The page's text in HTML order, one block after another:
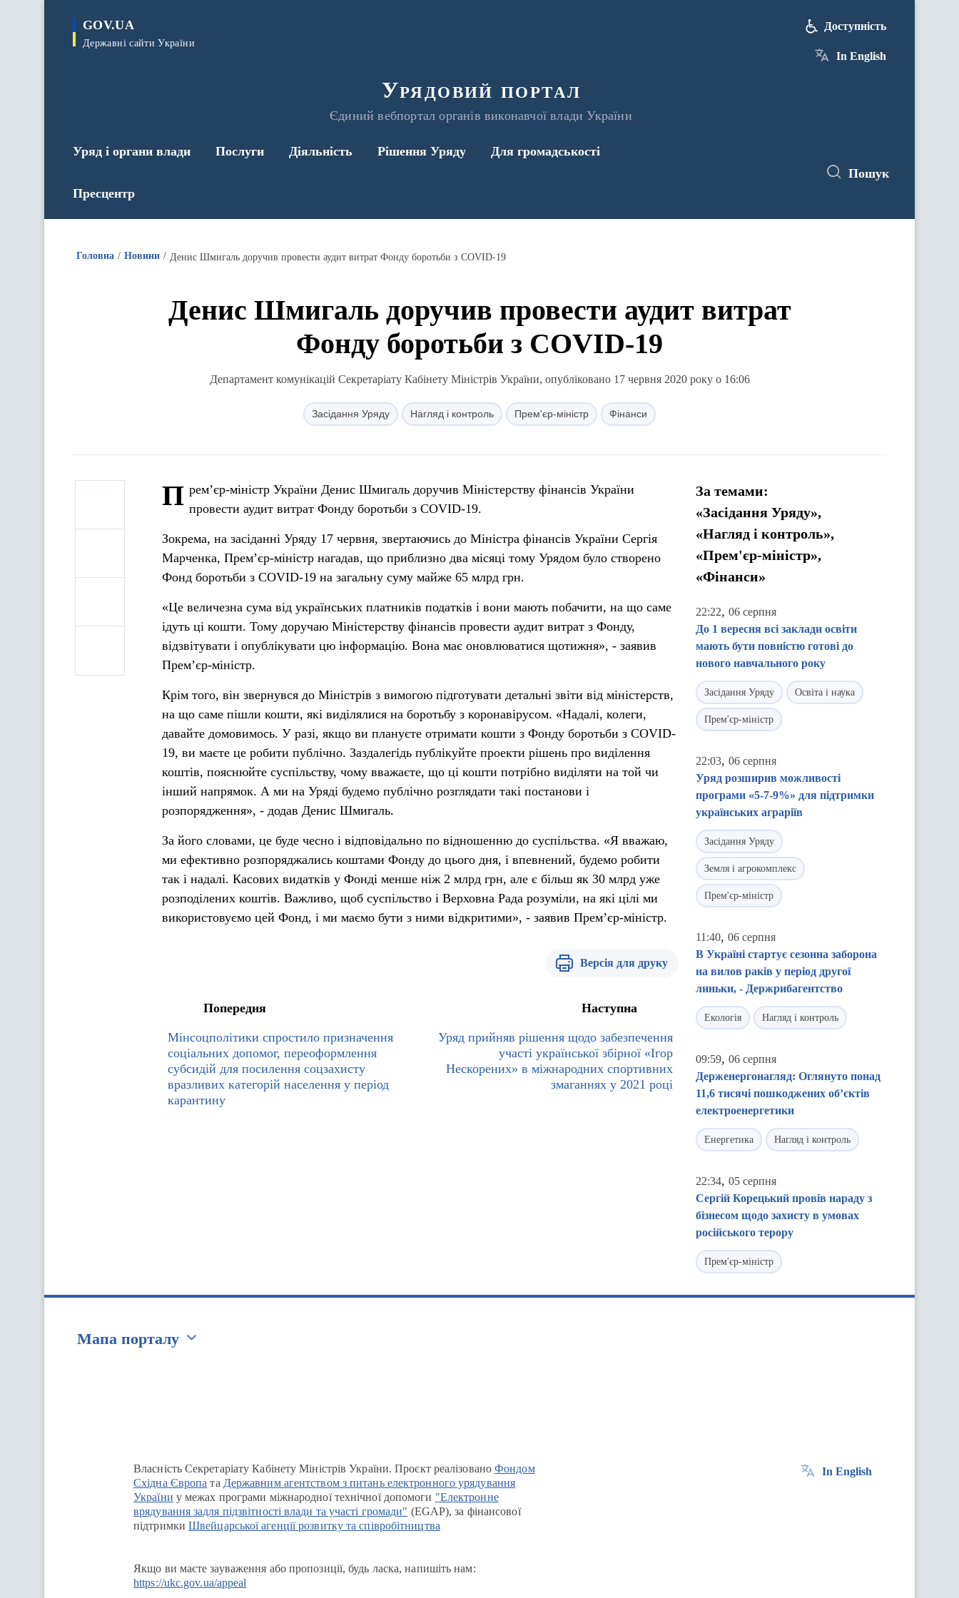
GOV.UA
Державні сайти України
Урядовий портал
Єдиний вебпортал органів виконавчої влади України
Доступність
In English
Уряд і органи влади Послуги Діяльність Рішення Уряду Для громадськості
Пресцентр
Пошук
Головна Новини Денис Шмигаль доручив провести аудит витрат Фонду боротьби з COVID-19
Денис Шмигаль доручив провести аудит витрат
Фонду боротьби з COVID-19
Департамент комунікацій Секретаріату Кабінету Міністрів України, опубліковано 17 червня 2020 року о 16:06
Засідання Уряду Нагляд і контроль Прем'єр-міністр Фінанси
П рем’єр-міністр України Денис Шмигаль доручив Міністерству фінансів України
провести аудит витрат Фонду боротьби з COVID-19.
Зокрема, на засіданні Уряду 17 червня, звертаючись до Міністра фінансів України Сергія
Марченка, Прем’єр-міністр нагадав, що приблизно два місяці тому Урядом було створено
Фонд боротьби з COVID-19 на загальну суму майже 65 млрд грн.
«Це величезна сума від українських платників податків і вони мають побачити, на що саме
ідуть ці кошти. Тому доручаю Міністерству фінансів провести аудит витрат з Фонду,
відзвітувати і опублікувати цю інформацію. Вона має оновлюватися щотижня», - заявив
Прем’єр-міністр.
Крім того, він звернувся до Міністрів з вимогою підготувати детальні звіти від міністерств,
на що саме пішли кошти, які виділялися на боротьбу з коронавірусом. «Надалі, колеги,
давайте домовимось. У разі, якщо ви плануєте отримати кошти з Фонду боротьби з COVID-
19, ви маєте це робити публічно. Заздалегідь публікуйте проекти рішень про виділення
коштів, пояснюйте суспільству, чому вважаєте, що ці кошти потрібно виділяти на той чи
інший напрямок. А ми на Уряді будемо публічно розглядати такі постанови і
розпорядження», - додав Денис Шмигаль.
За його словами, це буде чесно і відповідально по відношенню до суспільства. «Я вважаю,
ми ефективно розпоряджались коштами Фонду до цього дня, і впевнений, будемо робити
так і надалі. Касових видатків у Фонді менше ніж 2 млрд грн, але є більш як 30 млрд уже
розподілених коштів. Важливо, щоб суспільство і Верховна Рада розуміли, на які цілі ми
використовуємо цей Фонд, і ми маємо бути з ними відкритими», - заявив Прем’єр-міністр.
Версія для друку
Попередня
Мінсоцполітики спростило призначення
соціальних допомог, переоформлення
субсидій для посилення соцзахисту
вразливих категорій населення у період
карантину
Наступна
Уряд прийняв рішення щодо забезпечення
участі української збірної «Ігор
Нескорених» в міжнародних спортивних
змаганнях у 2021 році
За темами:
«Засідання Уряду»,
«Нагляд і контроль»,
«Прем'єр-міністр»,
«Фінанси»
22:22, 06 серпня
До 1 вересня всі заклади освіти
мають бути повністю готові до
нового навчального року
Засідання Уряду Освіта і наука
Прем'єр-міністр
22:03, 06 серпня
Уряд розширив можливості
програми «5-7-9%» для підтримки
українських аграріїв
Засідання Уряду
Земля і агрокомплекс
Прем'єр-міністр
11:40, 06 серпня
В Україні стартує сезонна заборона
на вилов раків у період другої
линьки, - Держрибагентство
Екологія Нагляд і контроль
09:59, 06 серпня
Держенергонагляд: Оглянуто понад
11,6 тисячі пошкоджених об’єктів
електроенергетики
Енергетика Нагляд і контроль
22:34, 05 серпня
Сергій Корецький провів нараду з
бізнесом щодо захисту в умовах
російського терору
Прем'єр-міністр
Мапа порталу
Власність Секретаріату Кабінету Міністрів України. Проєкт реалізованоФондом
Східна Європа та Державним агентством з питань електронного урядування
України у межах програми міжнародної технічної допомоги "Електронне
врядування задля підзвітності влади та участі громади" (EGAP), за фінансової
підтримки Швейцарської агенції розвитку та співробітництва
Якщо ви маєте зауваження або пропозиції, будь ласка, напишіть нам:
https://ukc.gov.ua/appeal
In English